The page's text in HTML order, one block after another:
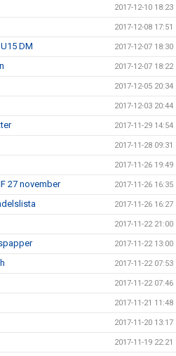
2017-12-10 18:23
2017-12-08 17:51
DM 2017-12-07 18:30
2017-12-07 18:22
2017-12-05 20:34
2017-12-03 20:44
2017-11-29 14:54
2017-11-28 09:31
2017-11-26 19:49
27 november 2017-11-26 16:35
2017-11-26 16:27
2017-11-22 21:00
2017-11-22 13:00
2017-11-22 07:53
2017-11-22 07:46
2017-11-21 11:48
2017-11-20 13:17
2017-11-19 22:21